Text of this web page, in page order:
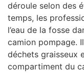
déroule selon des
temps, les
l’eau de la fosse
camion pompage.
déchets graisseux
compartiment du